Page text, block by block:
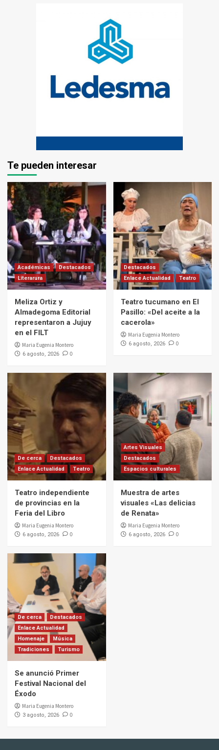
Te pueden interesar
Académicas
Destacados
Literarura
Meliza Ortiz y
Almadegoma Editorial
representaron a Jujuy
en el FILT
Maria Eugenia Montero
6 agosto, 2026 0
Destacados
Enlace Actualidad
Teatro
Teatro tucumano en El
Pasillo: «Del aceite a la
cacerola»
Maria Eugenia Montero
6 agosto, 2026 0
De cerca
Destacados
Enlace Actualidad
Teatro
Teatro independiente
de provincias en la
Feria del Libro
Maria Eugenia Montero
6 agosto, 2026 0
Artes Visuales
Destacados
Espacios culturales
Muestra de artes
visuales «Las delicias
de Renata»
Maria Eugenia Montero
6 agosto, 2026 0
De cerca
Destacados
Enlace Actualidad
Homenaje
Música
Tradiciones
Turismo
Se anunció Primer
Festival Nacional del
Éxodo
Maria Eugenia Montero
3 agosto, 2026 0